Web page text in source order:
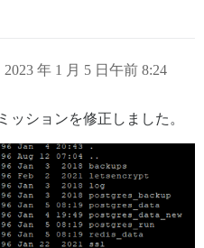
2023 年 1 月 5 日午前 8:24
ッションを修正しました。